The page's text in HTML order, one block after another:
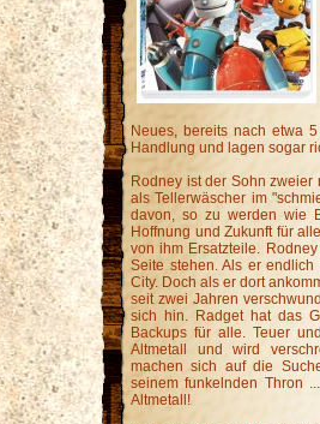
Neues, bereits nach etwa
Handlung und lagen sogar
Rodney ist der Sohn zweier
als Tellerwäscher im
davon, so zu werden wie
Hoffnung und Zukunft für
von ihm Ersatzteile.
Seite stehen. Als er
City. Doch als er dort
seit zwei Jahren
sich hin. Radget hat das
Backups für alle. Teuer
Altmetall und wird
machen sich auf die
seinem funkelnden Thron
Altmetall!